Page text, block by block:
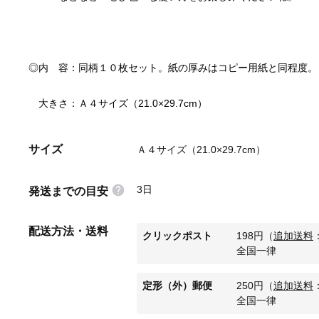
大きさ：Ａ４サイズ（21.0×29.7cm）
サイズ Ａ４サイズ（21.0×29.7cm）
発送までの目安 3日
配送方法・送料 クリックポスト 198円 （追加送料 ：
全国一律
定形（外）郵便 250円 （追加送料 ：
全国一律